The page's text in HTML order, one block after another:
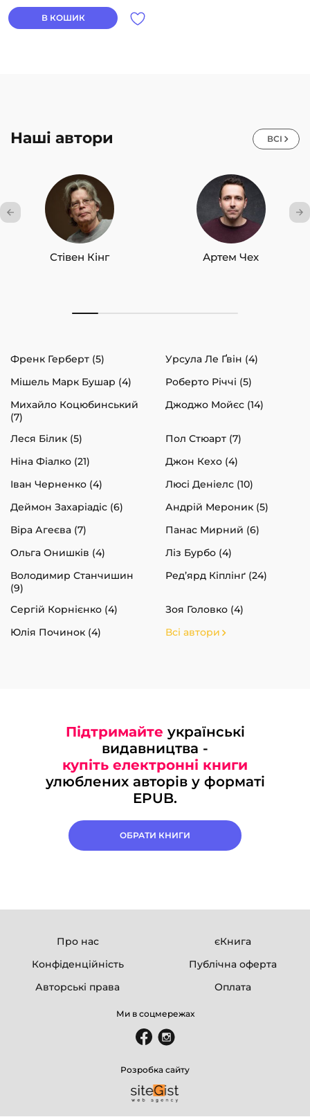
В КОШИК
Наші автори ВСІ
Стівен Кінг Артем Чех
Френк Герберт (5)
Урсула Ле Ґвін (4)
Мішель Марк Бушар (4)
Роберто Річчі (5)
Михайло Коцюбинський
(7)
Джоджо Мойєс (14)
Леся Білик (5)
Пол Стюарт (7)
Ніна Фіалко (21)
Джон Кехо (4)
Іван Черненко (4)
Люсі Деніелс (10)
Деймон Захаріадіс (6)
Андрій Мероник (5)
Віра Агеєва (7)
Панас Мирний (6)
Ольга Онишків (4)
Ліз Бурбо (4)
Володимир Станчишин
(9)
Ред’ярд Кіплінґ (24)
Сергій Корнієнко (4)
Зоя Головко (4)
Юлія Починок (4)
Всі автори
Підтримайте українські
видавництва -
купіть електронні книги
улюблених авторів у форматі
EPUB.
ОБРАТИ КНИГИ
Про нас
єКнига
Конфіденційність
Публічна оферта
Авторські права
Оплата
Ми в соцмережах
Розробка сайту